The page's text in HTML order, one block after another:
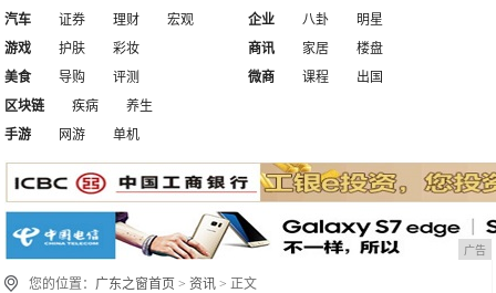
汽车
证券 理财 宏观
企业
八卦
明星
游戏
护肤
彩妆
美食
导购 评测
商讯 家居
楼盘
微商
课程
出国
区块链
疾病
养生
手游
网游 单机
广告
您的位置： 广东之窗首页 >资讯 > 正文